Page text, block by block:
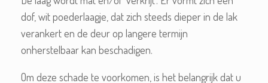
dof, wit poederlaagje, dat zich steeds dieper in de lak
verankert en de deur op langere termijn
onherstelbaar kan beschadigen.
Om deze schade te voorkomen, is het belangrijk dat u